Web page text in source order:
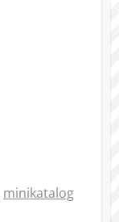
minikatalog